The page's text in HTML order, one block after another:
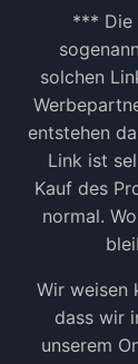
*** Die
solchen
entstehen
Link ist
Kauf des
normal.
Wir weisen
dass wir
unserem